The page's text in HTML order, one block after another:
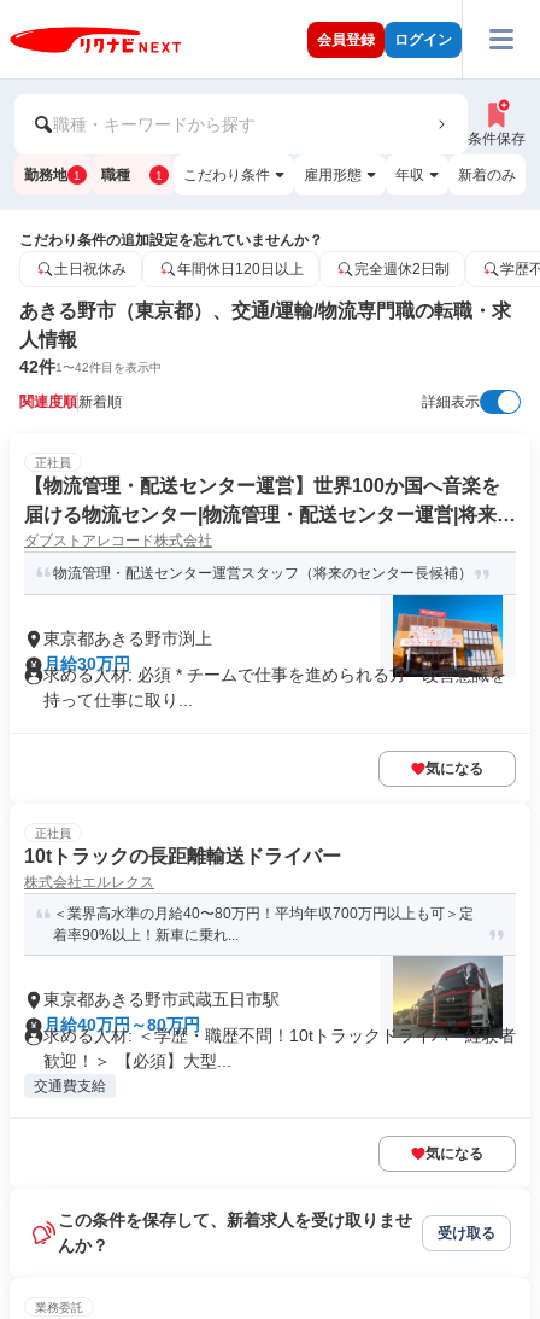
会員登録 ログイン
職種・キーワードから探す
条件保存
勤務地 1 職種 1 こだわり条件 雇用形態 年収 新着のみ
こだわり条件の追加設定を忘れていませんか？
土日祝休み
年間休日120日以上 完全週休2日制 学歴
あきる野市（東京都）、交通/運輸/物流専門職の転職・求
人情報
42件1〜42件目を表示中
関連度順新着順 詳細表示
正社員
【物流管理・配送センター運営】世界100か国へ音楽を
届ける物流センター|物流管理・配送センター運営|将来の
センター長候補
ダブストアレコード株式会社
物流管理・配送センター運営スタッフ（将来のセンター長候補）
東京都あきる野市渕上
月給30万円
求める人材: 必須 * チームで仕事を進められる方 * 改善意識を
持って仕事に取り...
気になる
正社員
10tトラックの長距離輸送ドライバー
株式会社エルレクス
＜業界高水準の月給40〜80万円！平均年収700万円以上も可＞定
着率90%以上！新車に乗れ...
東京都あきる野市武蔵五日市駅
月給40万円～80万円
求める人材: ＜学歴・職歴不問！10tトラックドライバー経験者
歓迎！＞ 【必須】大型...
交通費支給
気になる
この条件を保存して、新着求人を受け取りませ
んか？
受け取る
業務委託